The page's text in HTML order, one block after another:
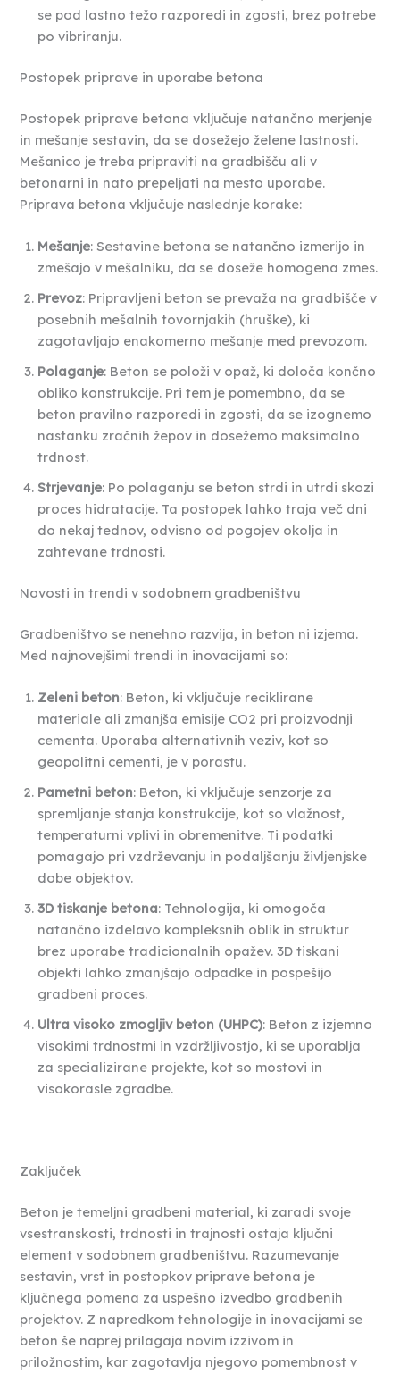
se pod lastno težo razporedi in zgosti, brez potrebe
po vibriranju.
Postopek priprave in uporabe betona
Postopek priprave betona vključuje natančno merjenje
in mešanje sestavin, da se dosežejo želene lastnosti.
Mešanico je treba pripraviti na gradbišču ali v
betonarni in nato prepeljati na mesto uporabe.
Priprava betona vključuje naslednje korake:
Mešanje: Sestavine betona se natančno izmerijo in
zmešajo v mešalniku, da se doseže homogena zmes.
Prevoz: Pripravljeni beton se prevaža na gradbišče v
posebnih mešalnih tovornjakih (hruške), ki
zagotavljajo enakomerno mešanje med prevozom.
Polaganje: Beton se položi v opaž, ki določa končno
obliko konstrukcije. Pri tem je pomembno, da se
beton pravilno razporedi in zgosti, da se izognemo
nastanku zračnih žepov in dosežemo maksimalno
trdnost.
Strjevanje: Po polaganju se beton strdi in utrdi skozi
proces hidratacije. Ta postopek lahko traja več dni
do nekaj tednov, odvisno od pogojev okolja in
zahtevane trdnosti.
Novosti in trendi v sodobnem gradbeništvu
Gradbeništvo se nenehno razvija, in beton ni izjema.
Med najnovejšimi trendi in inovacijami so:
Zeleni beton: Beton, ki vključuje reciklirane
materiale ali zmanjša emisije CO2 pri proizvodnji
cementa. Uporaba alternativnih veziv, kot so
geopolitni cementi, je v porastu.
Pametni beton: Beton, ki vključuje senzorje za
spremljanje stanja konstrukcije, kot so vlažnost,
temperaturni vplivi in obremenitve. Ti podatki
pomagajo pri vzdrževanju in podaljšanju življenjske
dobe objektov.
3D tiskanje betona: Tehnologija, ki omogoča
natančno izdelavo kompleksnih oblik in struktur
brez uporabe tradicionalnih opažev. 3D tiskani
objekti lahko zmanjšajo odpadke in pospešijo
gradbeni proces.
Ultra visoko zmogljiv beton (UHPC): Beton z izjemno
visokimi trdnostmi in vzdržljivostjo, ki se uporablja
za specializirane projekte, kot so mostovi in
visokorasle zgradbe.
Zaključek
Beton je temeljni gradbeni material, ki zaradi svoje
vsestranskosti, trdnosti in trajnosti ostaja ključni
element v sodobnem gradbeništvu. Razumevanje
sestavin, vrst in postopkov priprave betona je
ključnega pomena za uspešno izvedbo gradbenih
projektov. Z napredkom tehnologije in inovacijami se
beton še naprej prilagaja novim izzivom in
priložnostim, kar zagotavlja njegovo pomembnost v